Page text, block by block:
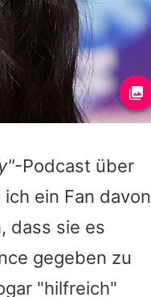
-Podcast über
ein Fan davon
dass sie es
gegeben zu
"hilfreich"